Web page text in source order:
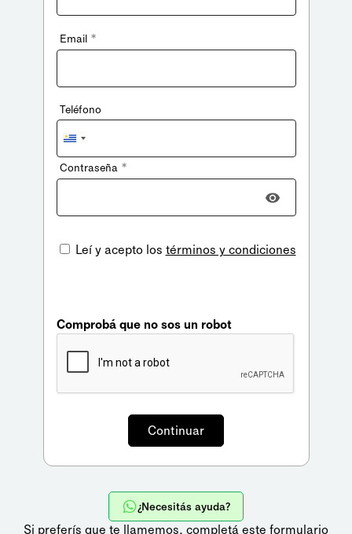
Email *
Teléfono
Uruguay
+598
Contraseña *
Leí y acepto los términos y condiciones
Comprobá que no sos un robot
¿Necesitás ayuda?
Si preferís que te llamemos, completá este formulario